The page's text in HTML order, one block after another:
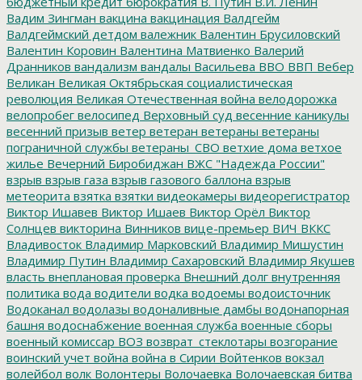
Вадим Зингман вакцина вакцинация Валдгейм
Валдгеймский детдом валежник Валентин Брусиловский
Валентин Коровин Валентина Матвиенко Валерий
Дранников вандализм вандалы Васильева ВВО ВВП Вебер
Великан Великая Октябрьская социалистическая
революция Великая Отечественная война велодорожка
велопробег велосипед Верховный суд весенние каникулы
весенний призыв ветер ветеран ветераны ветераны
пограничной службы ветераны_СВО ветхие дома ветхое
жилье Вечерний Биробиджан ВЖС "Надежда России"
взрыв взрыв газа взрыв газового баллона взрыв
метеорита взятка взятки видеокамеры видеорегистратор
Виктор Ишавев Виктор Ишаев Виктор Орёл Виктор
Солнцев викторина Винников вице-премьер ВИЧ ВККС
Владивосток Владимир Марковский Владимир Мишустин
Владимир Путин Владимир Сахаровский Владимир Якушев
власть внеплановая проверка Внешний долг внутренняя
политика вода водители водка водоемы водоисточник
Водоканал водолазы водоналивные дамбы водонапорная
башня водоснабжение военная служба военные сборы
военный комиссар ВОЗ возврат_стеклотары возгорание
воинский учет война война в Сирии Войтенков вокзал
волейбол волк Волонтеры Волочаевка Волочаевская битва